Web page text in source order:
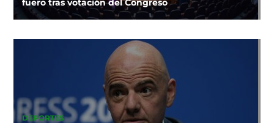
fuero tras votación del Congreso
DEPORTES